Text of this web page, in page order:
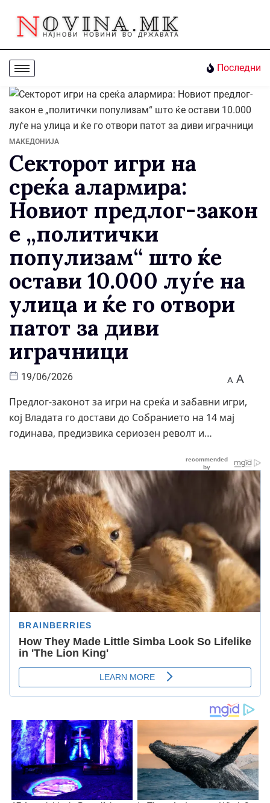
Последни
МАКЕДОНИЈА
Секторот игри на
среќа алармира:
Новиот предлог-закон
е „политички
популизам“ што ќе
остави 10.000 луѓе на
улица и ќе го отвори
патот за диви
играчници
19/06/2026 A A
Предлог-законот за игри на среќа и забавни игри,
кој Владата го достави до Собранието на 14 мај
годинава, предизвика сериозен револт и…